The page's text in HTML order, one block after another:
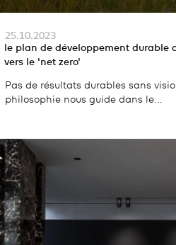
25.10.2023
le plan de développement durable
vers le 'net zero'
Pas de résultats durables sans
philosophie nous guide dans le...